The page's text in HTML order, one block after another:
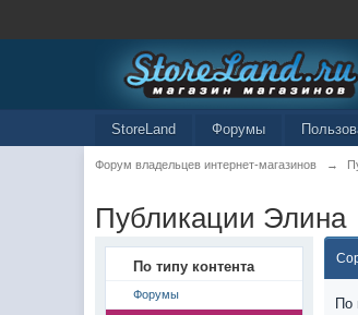
StoreLand Форумы
Форум владельцев интернет-магазинов →
Публикации Элина
По типу контента
Форумы
По